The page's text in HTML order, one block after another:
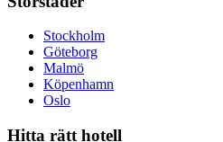
Stockholm
Göteborg
Malmö
Köpenhamn
Oslo
Hitta rätt hotell